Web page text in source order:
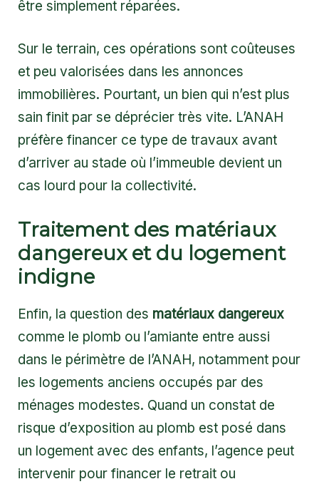
être simplement réparées.
Sur le terrain, ces opérations sont coûteuses
et peu valorisées dans les annonces
immobilières. Pourtant, un bien qui n’est plus
sain finit par se déprécier très vite. L’ANAH
préfère financer ce type de travaux avant
d’arriver au stade où l’immeuble devient un
cas lourd pour la collectivité.
Traitement des matériaux
dangereux et du logement
indigne
Enfin, la question des matériaux dangereux
comme le plomb ou l’amiante entre aussi
dans le périmètre de l’ANAH, notamment pour
les logements anciens occupés par des
ménages modestes. Quand un constat de
risque d’exposition au plomb est posé dans
un logement avec des enfants, l’agence peut
intervenir pour financer le retrait ou